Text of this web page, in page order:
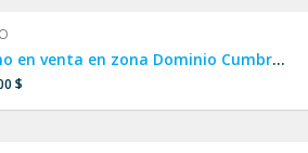
Terreno en venta en zona Dominio Cumbres, Col. Montecinos Residencial, cerca de PRIVALIA CUMBRES Y CUMBRES LA RIOJA en García.
$